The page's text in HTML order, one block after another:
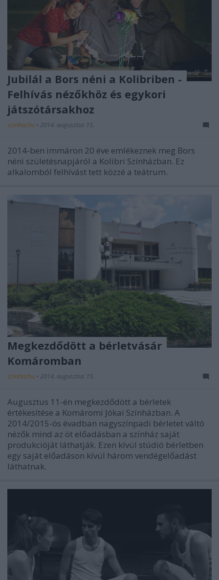
Jubilál a Bors néni a Kolibriben -
Felhívás nézőkhöz és egykori
játszótársakhoz
szinhazhu • 2014. augusztus 15.
2014-ben immáron 20 éve emlékeznek meg Bors
néni születésnapjáról a Kolibri Színházban. Ez
alkalomból felhívást tett közzé a teátrum.
Megkezdődött a bérletvásár
Komáromban
szinhazhu • 2014. augusztus 15.
Augusztus 11-én megkezdődött a bérletek
értékesítése a Komáromi Jókai Színházban. A
2014/2015-ös évadban nagyszínpadi bérletet váltó
nézők mind az öt előadásban a színház saját
produkcióját láthatják. Ezen kívül stúdió bérletben
egy saját előadáson kívül három vendégelőadást
láthatnak.